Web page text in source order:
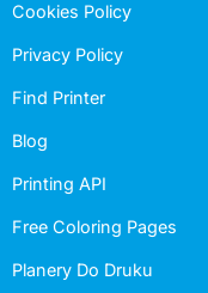
Cookies Policy
Privacy Policy
Find Printer
Blog
Printing API
Free Coloring Pages
Planery Do Druku